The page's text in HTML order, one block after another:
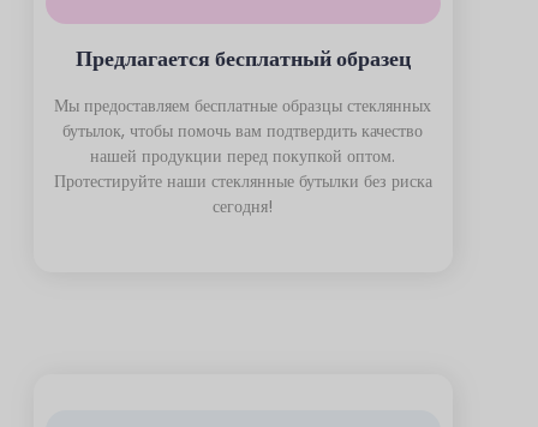
Предлагается бесплатный образец
Мы предоставляем бесплатные образцы стеклянных
бутылок, чтобы помочь вам подтвердить качество
нашей продукции перед покупкой оптом.
Протестируйте наши стеклянные бутылки без риска
сегодня!